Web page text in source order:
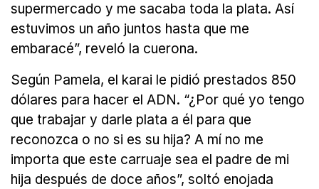
supermercado y me sacaba toda la plata. Así
estuvimos un año juntos hasta que me
embaracé”, reveló la cuerona.
Según Pamela, el karai le pidió prestados 850
dólares para hacer el ADN. “¿Por qué yo tengo
que trabajar y darle plata a él para que
reconozca o no si es su hija? A mí no me
importa que este carruaje sea el padre de mi
hija después de doce años”, soltó enojada